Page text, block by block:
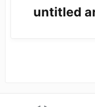
untitled